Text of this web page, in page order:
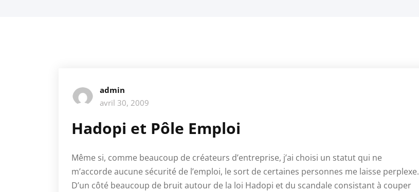
admin
avril 30, 2009
Hadopi et Pôle Emploi
Même si, comme beaucoup de créateurs d’entreprise, j’ai choisi un statut qui ne
m’accorde aucune sécurité de l’emploi, le sort de certaines personnes me laisse perplexe.
D’un côté beaucoup de bruit autour de la loi Hadopi et du scandale consistant à couper